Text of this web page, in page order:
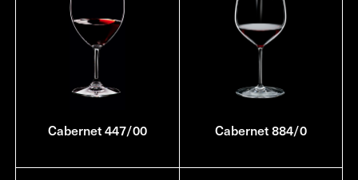
Cabernet 447/00 Cabernet 884/0